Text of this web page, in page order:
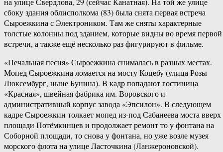
сбоку здания облисполкома (83) была снята первая встреча
Сыроежкина с Электроником. Там же сняты характерные
толстые колонны под зданием, которые видны во время первой
встречи, а также ещё несколько раз фигурируют в фильме.
«Печальная песня» Сыроежкина снималась в разных местах.
Мопед Сыроежкина ломается на мосту Коцебу (улица Розы
Люксембург, ныне Бунина). В кадр попадают гостиница
«Красная», швейная фабрика им. Воровского и
административный корпус завода «Эпсилон». В следующем
кадре Сыроежкин толкает мопед из-под Сабанеева моста вверх
площади Потёмкинцев и продолжает ремонт то у фонтана на
Соборной площади, то снова у фонтана, но уже возле музея
морского флота на улице Ласточкина (Ланжероновской).